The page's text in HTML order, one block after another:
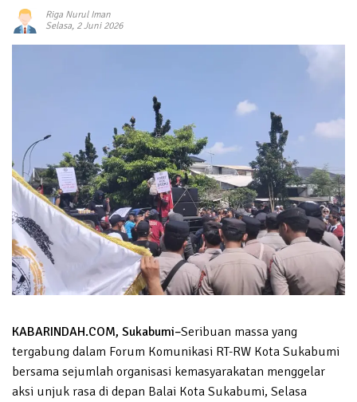
Riga Nurul Iman
Selasa, 2 Juni 2026
KABARINDAH.COM, Sukabumi–Seribuan massa yang
tergabung dalam Forum Komunikasi RT-RW Kota Sukabumi
bersama sejumlah organisasi kemasyarakatan menggelar
aksi unjuk rasa di depan Balai Kota Sukabumi, Selasa